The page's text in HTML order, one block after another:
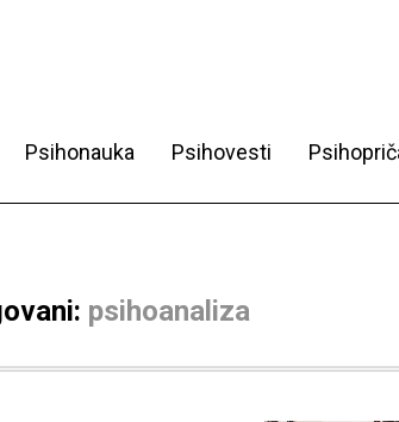
Psihonauka Psihovesti
psihoanaliza